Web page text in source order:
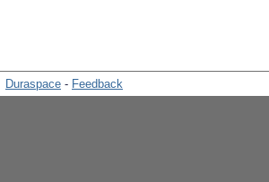
Duraspace - Feedback